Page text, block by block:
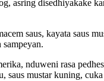
asring disedhiyakake
saus, kayata saus
sampeyan.
nduweni rasa
saus mustar kuning,